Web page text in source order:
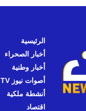
الرئيسية
أخبار الصحراء
أخبار وطنية
أصوات نيوز TV
أنشطة ملكية
اقتصاد